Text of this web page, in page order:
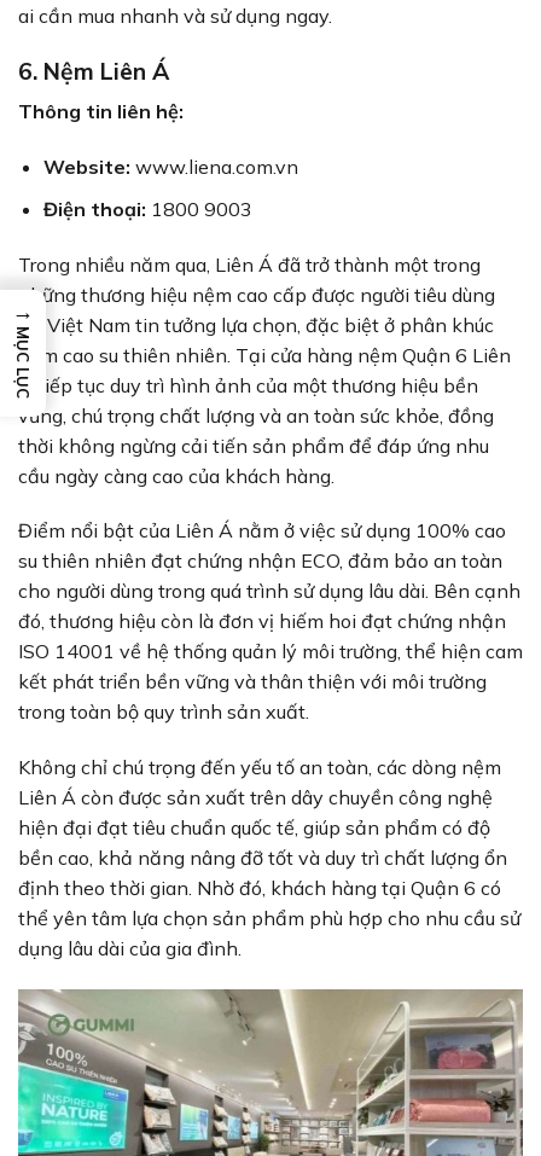
ai cần mua nhanh và sử dụng ngay.
6. Nệm Liên Á
Thông tin liên hệ:
Website: www.liena.com.vn
Điện thoại: 1800 9003
Trong nhiều năm qua, Liên Á đã trở thành một trong
những thương hiệu nệm cao cấp được người tiêu dùng
tại Việt Nam tin tưởng lựa chọn, đặc biệt ở phân khúc
nệm cao su thiên nhiên. Tại cửa hàng nệm Quận 6 Liên
Á tiếp tục duy trì hình ảnh của một thương hiệu bền
vững, chú trọng chất lượng và an toàn sức khỏe, đồng
thời không ngừng cải tiến sản phẩm để đáp ứng nhu
cầu ngày càng cao của khách hàng.
Điểm nổi bật của Liên Á nằm ở việc sử dụng 100% cao
su thiên nhiên đạt chứng nhận ECO, đảm bảo an toàn
cho người dùng trong quá trình sử dụng lâu dài. Bên cạnh
đó, thương hiệu còn là đơn vị hiếm hoi đạt chứng nhận
ISO 14001 về hệ thống quản lý môi trường, thể hiện cam
kết phát triển bền vững và thân thiện với môi trường
trong toàn bộ quy trình sản xuất.
Không chỉ chú trọng đến yếu tố an toàn, các dòng nệm
Liên Á còn được sản xuất trên dây chuyền công nghệ
hiện đại đạt tiêu chuẩn quốc tế, giúp sản phẩm có độ
bền cao, khả năng nâng đỡ tốt và duy trì chất lượng ổn
định theo thời gian. Nhờ đó, khách hàng tại Quận 6 có
thể yên tâm lựa chọn sản phẩm phù hợp cho nhu cầu sử
dụng lâu dài của gia đình.
→
MỤC LỤC